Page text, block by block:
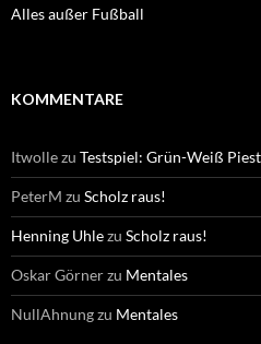
Alles außer Fußball
KOMMENTARE
Itwollezu Testspiel: Grün-Weiß
PeterM zu Scholz raus!
Henning Uhlezu Scholz raus!
Oskar Görnerzu Mentales
NullAhnungzu Mentales